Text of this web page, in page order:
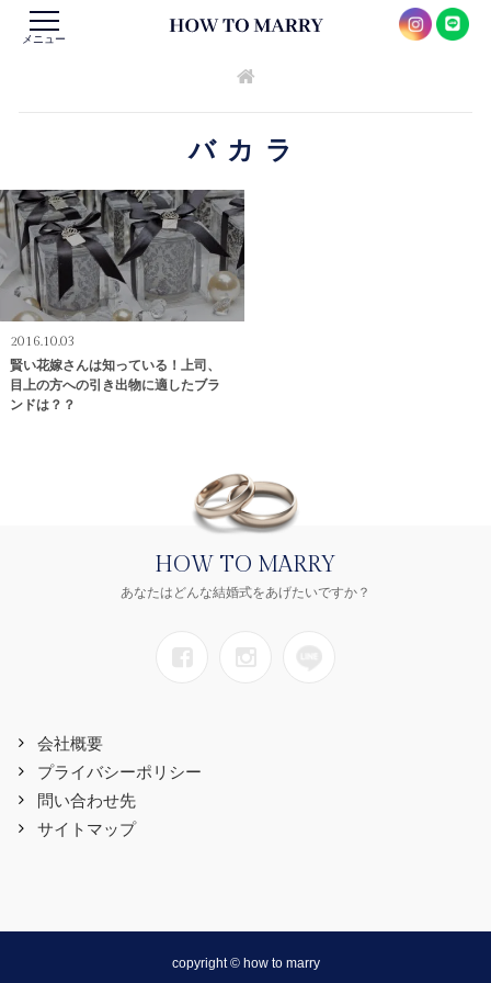
メニュー
バカラ
2016.10.03
賢い花嫁さんは知っている！上司、
目上の方への引き出物に適したブラ
ンドは？？
HOW TO MARRY
あなたはどんな結婚式をあげたいですか？
会社概要
プライバシーポリシー
問い合わせ先
サイトマップ
copyright © how to marry